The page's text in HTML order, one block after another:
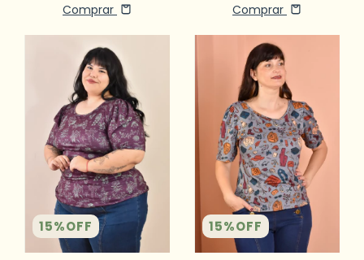
Comprar Comprar
15%OFF 15%OFF